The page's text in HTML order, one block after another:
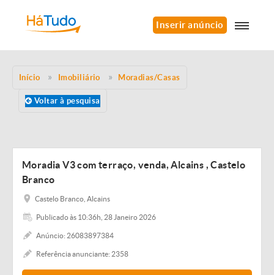
Inserir anúncio
Início Imobiliário Moradias/Casas
Voltar à pesquisa
Moradia V3 com terraço, venda, Alcains , Castelo
Branco
Castelo Branco, Alcains
Publicado às 10:36h, 28 Janeiro 2026
Anúncio: 26083897384
Referência anunciante: 2358